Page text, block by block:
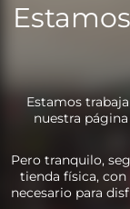
Estamos
nuestra
Pero tranquilo,
tienda física,
necesario para